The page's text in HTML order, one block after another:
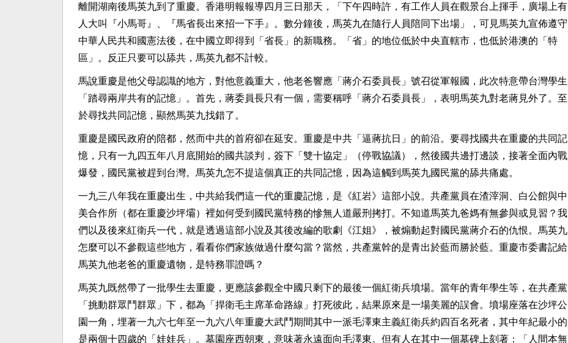
離開湖南後馬英九到了重慶。香港明報報導四月三日那天，「下午四時許，有工作人員在觀景台上揮手，廣場上有
人大叫『小馬哥』、『馬省長出來招一下手』。數分鐘後，馬英九在隨行人員陪同下出場」，可見馬英九宣佈遵守
中華人民共和國憲法後，在中國立即得到「省長」的新職務。「省」的地位低於中央直轄市，也低於港澳的「特
區」。反正只要可以舔共，馬英九都不計較。
馬說重慶是他父母認識的地方，對他意義重大，他老爸響應「蔣介石委員長」號召從軍報國，此次特意帶台灣學生
「踏尋兩岸共有的記憶」。首先，蔣委員長只有一個，需要稱呼「蔣介石委員長」，表明馬英九對老蔣見外了。至
於尋找共同記憶，顯然馬英九找錯了。
重慶是國民政府的陪都，然而中共的首府卻在延安。重慶是中共「逼蔣抗日」的前沿。要尋找國共在重慶的共同記
憶，只有一九四五年八月底開始的國共談判，簽下「雙十協定」（停戰協議），然後國共邊打邊談，接著全面內戰
爆發，國民黨被趕到台灣。馬英九怎不提這個真正的共同記憶，因為這觸到馬英九國民黨的舔共痛處。
一九三八年我在重慶出生，中共給我們這一代的重慶記憶，是《紅岩》這部小說。共產黨員在渣滓洞、白公館與中
美合作所（都在重慶沙坪壩）裡如何受到國民黨特務的慘無人道嚴刑拷打。不知道馬英九爸媽有無參與或見習？我
們以及後來紅衛兵一代，就是透過這部小說及其後改編的歌劇《江姐》，被煽動起對國民黨蔣介石的仇恨。馬英九
怎麼可以不參觀這些地方，看看你們家族做過什麼勾當？當然，共產黨幹的是青出於藍而勝於藍。重慶市委書記給
馬英九他老爸的重慶遺物，是特務罪證嗎？
馬英九既然帶了一批學生去重慶，更應該參觀全中國只剩下的最後一個紅衛兵墳場。當年的青年學生等，在共產黨
「挑動群眾鬥群眾」下，都為「捍衛毛主席革命路線」打死彼此，結果原來是一場美麗的誤會。墳場座落在沙坪公
園一角，埋著一九六七年至一九六八年重慶大武鬥期間其中一派毛澤東主義紅衛兵約四百名死者，其中年紀最小的
是兩個十四歲的「娃娃兵」。墓園座西朝東，意味著永遠面向毛澤東。但有人在其中一個墓碑上刻著：「人間本無